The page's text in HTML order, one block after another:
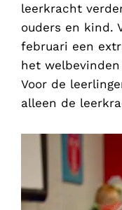
leerkracht
ouders en kind.
februari een
het
Voor de
alleen de